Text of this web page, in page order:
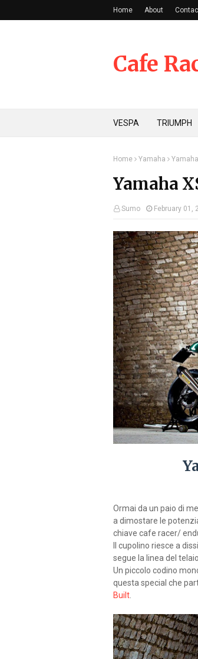
Home About
Cafe
VESPA TRIUMPH
Home Yamaha
Yamaha
Sumo February 01,
Ormai da un paio di
a dimostare le
chiave cafe racer/
Il cupolino riesce a
segue la linea del telaio.
Un piccolo codino
questa special che
Built